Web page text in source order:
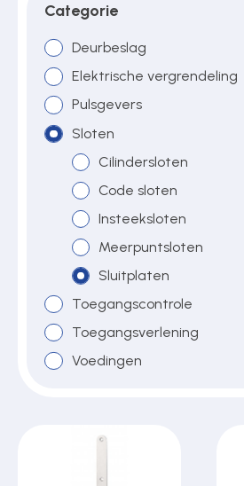
Toegangsverlening
Voedingen
Over ons
Contact
Categorie
Deurbeslag
Elektrische vergrendeling
Pulsgevers
Sloten
Cilindersloten
Code sloten
Insteeksloten
Meerpuntsloten
Sluitplaten
Toegangscontrole
Toegangsverlening
Voedingen